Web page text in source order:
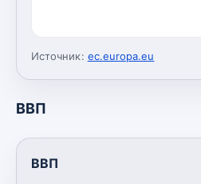
Источник: ec.europa.eu
ВВП
ВВП